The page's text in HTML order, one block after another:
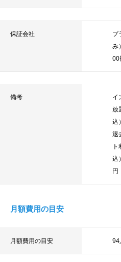
保証会社
プ
み
00
備考
イ
放
込
退
込
円
月額費用の目安
月額費用の目安